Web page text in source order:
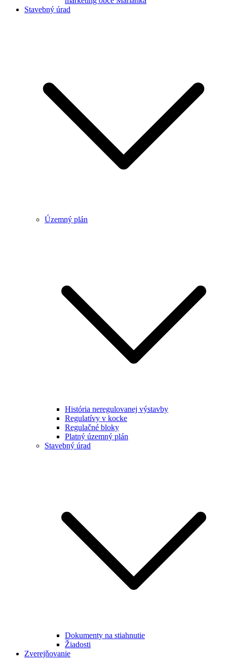
Stavebný úrad
Územný plán
História neregulovanej výstavby
Regulatívy v kocke
Regulačné bloky
Platný územný plán
Stavebný úrad
Dokumenty na stiahnutie
Žiadosti
Zverejňovanie